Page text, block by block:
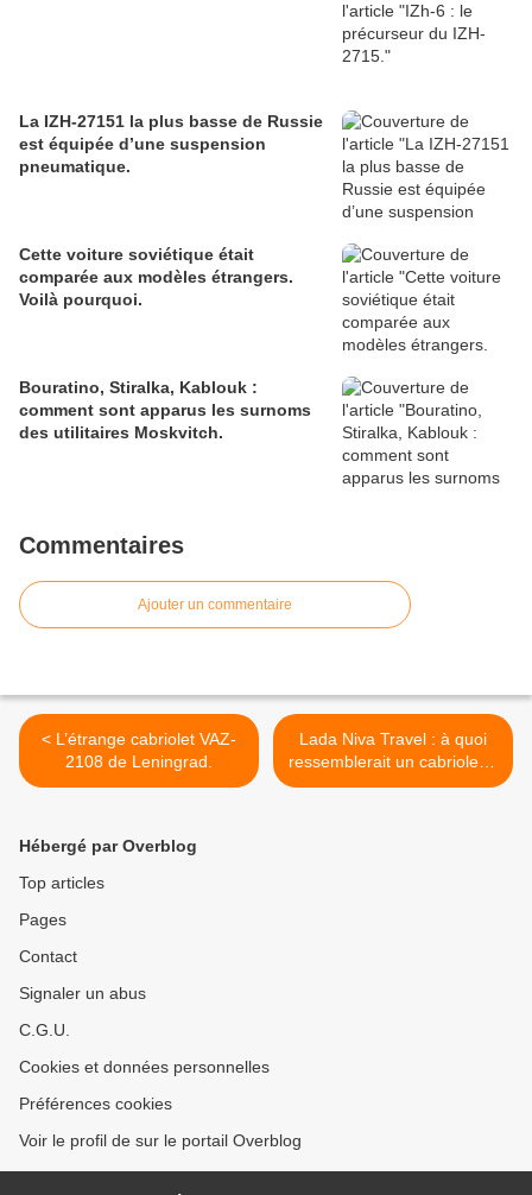
La IZH-27151 la plus basse de Russie
est équipée d’une suspension
pneumatique.
Cette voiture soviétique était
comparée aux modèles étrangers.
Voilà pourquoi.
Bouratino, Stiralka, Kablouk :
comment sont apparus les surnoms
des utilitaires Moskvitch.
Commentaires
Ajouter un commentaire
< L’étrange cabriolet VAZ-
2108 de Leningrad.
Lada Niva Travel : à quoi
ressemblerait un cabriolet ?
>
Hébergé par Overblog
Top articles
Pages
Contact
Signaler un abus
C.G.U.
Cookies et données personnelles
Préférences cookies
Voir le profil de sur le portail Overblog